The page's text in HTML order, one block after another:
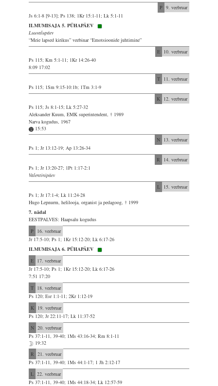
P 9. veebruar
Js 6:1-8 [9-13]; Ps 138; 1Kr 15:1-11; Lk 5:1-11
ILMUMISAJA 5. PÜHAPÄEV
Luuvalupäev
“Meie lapsed kirikus” veebinar “Emotsioonide juhtimine”
E 10. veebruar
Ps 115; Km 5:1-11; 1Kr 14:26-40
8:09 17:02
T 11. veebruar
Ps 115; 1Sm 9:15-10:1b; 1Tm 3:1-9
K 12. veebruar
Ps 115; Js 8:1-15; Lk 5:27-32
Aleksander Kuum, EMK superintendent, † 1989
Narva kogudus, 1967
15:53
N 13. veebruar
Ps 1; Jr 13:12-19; Ap 13:26-34
R
14. veebruar
Ps 1; Jr 13:20-27; 1Pt 1:17-2:1
Valentinipäev
L 15. veebruar
Ps 1; Jr 17:1-4; Lk 11:24-28
Hugo Lepnurm, helilooja, organist ja pedagoog, † 1999
7. nädal
EESTPALVES: Haapsalu kogudus
P
16. veebruar
Jr 17:5-10; Ps 1; 1Kr 15:12-20; Lk 6:17-26
ILMUMISAJA 6. PÜHAPÄEV
E 17. veebruar
Jr 17:5-10; Ps 1; 1Kr 15:12-20; Lk 6:17-26
7:51 17:20
T 18. veebruar
Ps 120; Esr 1:1-11; 2Kr 1:12-19
K 19. veebruar
Ps 120; Jr 22:11-17; Lk 11:37-52
N 20. veebruar
Ps 37:1-11, 39-40; 1Ms 43:16-34; Rm 8:1-11
19:32
R 21. veebruar
Ps 37:1-11, 39-40; 1Ms 44:1-17; 1 Jh 2:12-17
L 22. veebruar
Ps 37:1-11, 39-40; 1Ms 44:18-34; Lk 12:57-59